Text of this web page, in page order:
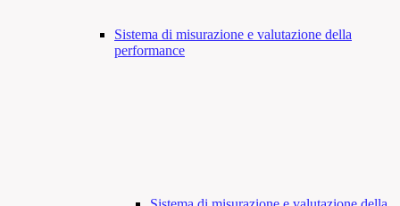
Sistema di misurazione e valutazione della
performance